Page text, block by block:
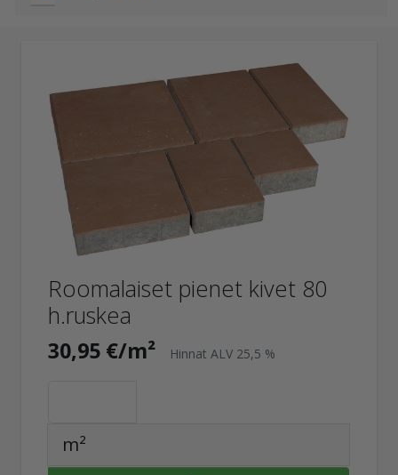
Roomalaiset pienet kivet 80
h.ruskea
30,95 €/m² Hinnat ALV 25,5 %
m²